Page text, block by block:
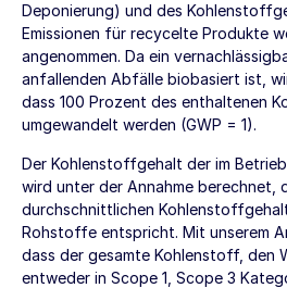
Deponierung) und des
Emissionen für recycelte Produkte
angenommen. Da ein
anfallenden Abfälle biobasiert ist,
dass 100 Prozent des enthaltenen
umgewandelt werden (GWP = 1).
Der Kohlenstoffgehalt der im
wird unter der Annahme berechnet,
durchschnittlichen
Rohstoffe entspricht. Mit unserem
dass der gesamte Kohlenstoff, den
entweder in Scope 1, Scope 3